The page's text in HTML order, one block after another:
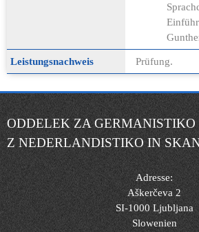
Leistungsnachweis Prüfung.
ODDELEK ZA GERMANISTIKO
Z NEDERLANDISTIKO IN
Adresse:
Aškerčeva 2
SI-1000 Ljubljana
Slowenien